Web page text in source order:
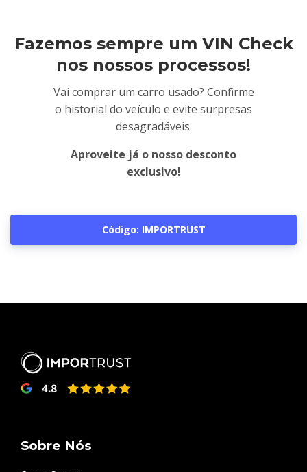
Fazemos sempre um VIN Check
nos nossos processos!
Vai comprar um carro usado? Confirme
o historial do veículo e evite surpresas
desagradáveis.
Aproveite já o nosso desconto
exclusivo!
Código: IMPORTRUST
Sobre Nós